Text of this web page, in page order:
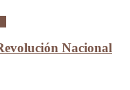
Nacional